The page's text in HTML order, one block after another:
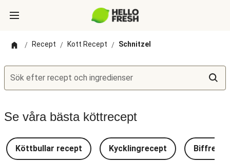
/ Recept / Kott Recept / Schnitzel
Sök efter recept och ingredienser
Se våra bästa köttrecept
Köttbullar recept Kycklingrecept